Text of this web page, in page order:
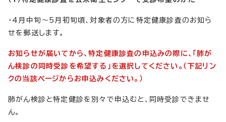
・4月中旬～5月初旬頃、対象者の方に特定健康診査のお知ら
せを郵送します。
お知らせが届いてから、特定健康診査の申込みの際に、「肺が
ん検診の同時受診を希望する」を選択してください。（下記リン
クの当該ページからお申込みください。）
肺がん検診と特定健診を別々で申込むと、同時受診できませ
ん。